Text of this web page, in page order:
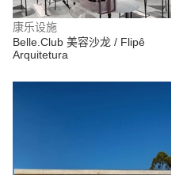
康乐设施
Belle.Club 美容沙龙 / Flipê
Arquitetura